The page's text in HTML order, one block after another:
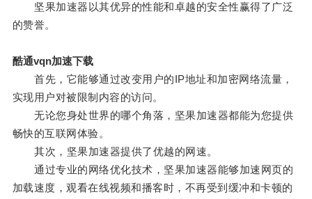
坚果加速器以其优异的性能和卓越的安全性赢得了广泛
的赞誉。
酷通vqn加速下载
首先，它能够通过改变用户的IP地址和加密网络流量，
实现用户对被限制内容的访问。
无论您身处世界的哪个角落，坚果加速器都能为您提供
畅快的互联网体验。
其次，坚果加速器提供了优越的网速。
通过专业的网络优化技术，坚果加速器能够加速网页的
加载速度，观看在线视频和播客时，不再受到缓冲和卡顿的